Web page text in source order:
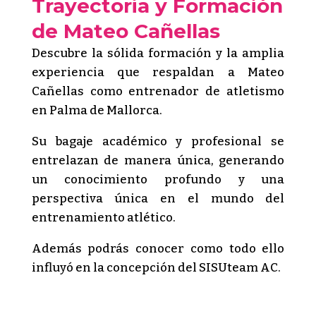
Trayectoria y Formación
de Mateo Cañellas
Descubre la sólida formación y la amplia
experiencia que respaldan a Mateo
Cañellas como entrenador de atletismo
en Palma de Mallorca.
Su bagaje académico y profesional se
entrelazan de manera única, generando
un conocimiento profundo y una
perspectiva única en el mundo del
entrenamiento atlético.
Además podrás conocer como todo ello
influyó en la concepción del SISUteam AC.